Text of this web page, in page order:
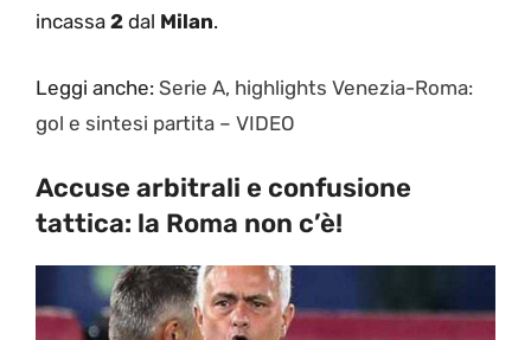
incassa 2 dal Milan.
Leggi anche: Serie A, highlights Venezia-Roma:
gol e sintesi partita – VIDEO
Accuse arbitrali e confusione
tattica: la Roma non c’è!